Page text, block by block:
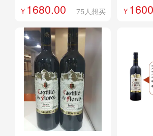
1680.00 75人想买